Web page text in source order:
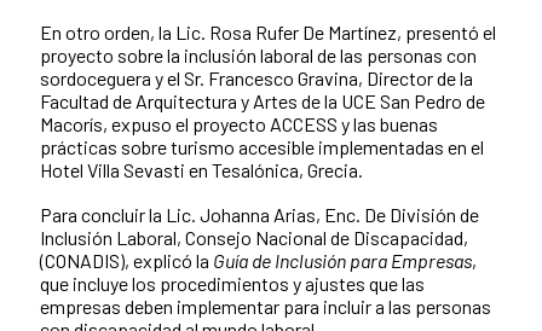
En otro orden, la Lic. Rosa Rufer De Martínez, presentó el
proyecto sobre la inclusión laboral de las personas con
sordoceguera y el Sr. Francesco Gravina, Director de la
Facultad de Arquitectura y Artes de la UCE San Pedro de
Macorís, expuso el proyecto ACCESS y las buenas
prácticas sobre turismo accesible implementadas en el
Hotel Villa Sevasti en Tesalónica, Grecia.
Para concluir la Lic. Johanna Arias, Enc. De División de
Inclusión Laboral, Consejo Nacional de Discapacidad,
(CONADIS), explicó la Guía de Inclusión para Empresas,
que incluye los procedimientos y ajustes que las
empresas deben implementar para incluir a las personas